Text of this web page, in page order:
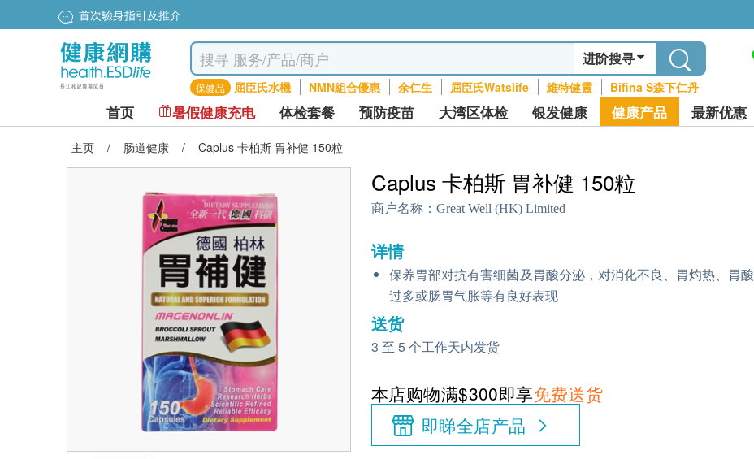
首次驗身指引及推介
进阶搜寻
保健品 屈臣氏水機 NMN組合優惠 余仁生 屈臣氏Watslife 維特健靈 Bifina S森下仁丹
首页 暑假健康充电 体检套餐 预防疫苗 大湾区体检 银发健康 健康产品 最新优惠
主页 / 肠道健康 / Caplus 卡柏斯 胃补健 150粒
Caplus 卡柏斯 胃补健 150粒
商户名称： Great Well (HK) Limited
详情
保养胃部对抗有害细菌及胃酸分泌，对消化不良、胃灼热、胃酸
过多或肠胃气胀等有良好表现
送货
3 至 5 个工作天内发货
本店购物满$300即享免费送货
即睇全店产品